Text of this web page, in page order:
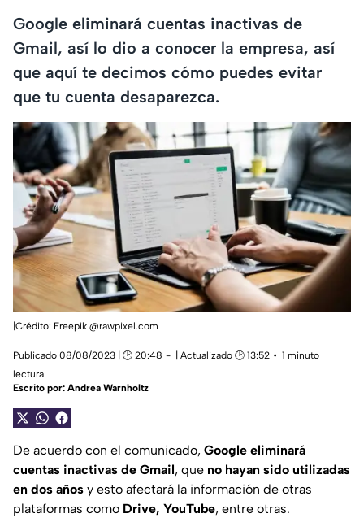
Google eliminará cuentas inactivas de
Gmail, así lo dio a conocer la empresa, así
que aquí te decimos cómo puedes evitar
que tu cuenta desaparezca.
|Crédito: Freepik @rawpixel.com
Publicado 08/08/2023 | 🕑 20:48 | Actualizado 🕑 13:52
1 minuto
lectura
Escrito por: Andrea Warnholtz
De acuerdo con el comunicado, Google eliminará
cuentas inactivas de Gmail, que no hayan sido utilizadas
en dos años y esto afectará la información de otras
plataformas como Drive, YouTube, entre otras.